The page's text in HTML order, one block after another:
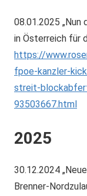
08.01.2025 „Nun
in Österreich für
https://
fpoe-kanzler-
streit-
93503667.html
2025
30.12.2024
Brenner-